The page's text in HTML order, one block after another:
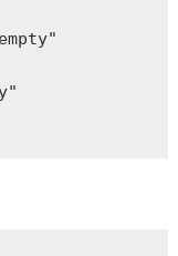
empty"